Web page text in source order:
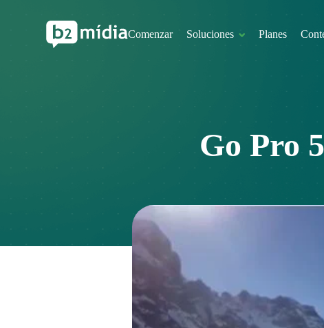
Comenzar Soluciones Planes
Go Pro